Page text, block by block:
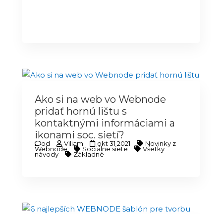
Ako si na web vo Webnode
pridať hornú lištu s
kontaktnými informáciami a
ikonami soc. sietí?
od Viliam okt 31 2021 Novinky z
Webnode Sociálne siete Všetky
návody Základné